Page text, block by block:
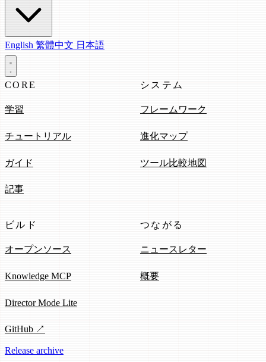
English 繁體中文 日本語
CORE
学習
チュートリアル
ガイド
記事
システム
フレームワーク
進化マップ
ツール比較地図
ビルド
オープンソース
Knowledge MCP
Director Mode Lite
GitHub ↗
つながる
ニュースレター
概要
Release archive